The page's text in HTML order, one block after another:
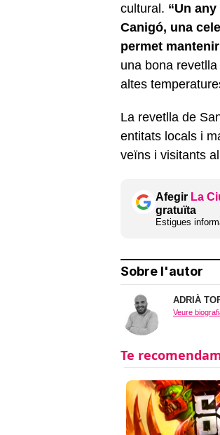
cultural. “Un
Canigó, una
permet
una bona
altes
La revetlla de
entitats locals i
veïns i visitants
Afegir La
gratuïta
Estigues
Sobre l'autor
ADRIÀ
Veure